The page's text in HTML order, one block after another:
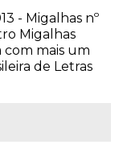
- Migalhas nº
Migalhas
mais um
de Letras